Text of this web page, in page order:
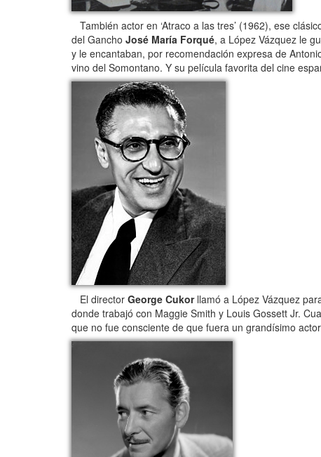
También actor en ‘Atraco a las tres’ (1962), ese
del Gancho José María Forqué, a López Vázquez le
y le encantaban, por recomendación expresa de
vino del Somontano. Y su película favorita del cine
El director George Cukor llamó a López Vázquez
donde trabajó con Maggie Smith y Louis Gossett Jr.
que no fue consciente de que fuera un grandísimo